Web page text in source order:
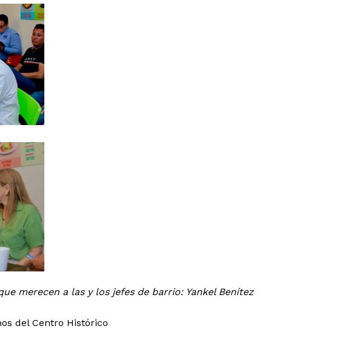
merecen a las y los jefes de barrio: Yankel Benítez
del Centro Histórico